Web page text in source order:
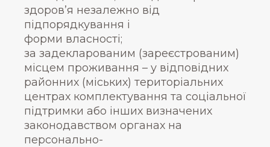
здоров’я незалежно від
підпорядкування і
форми власності;
за задекларованим (зареєстрованим)
місцем проживання – у відповідних
районних (міських) територіальних
центрах комплектування та соціальної
підтримки або інших визначених
законодавством органах на
персонально-